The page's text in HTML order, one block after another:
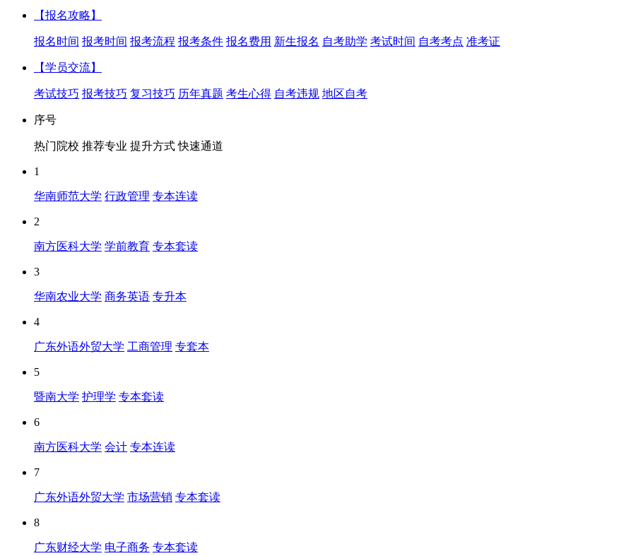
【报名攻略】
报名时间 报考时间 报考流程 报考条件 报名费用 新生报名 自考助学 考试时间 自考考点 准考证
【学员交流】
考试技巧 报考技巧 复习技巧 历年真题 考生心得 自考违规 地区自考
序号
热门院校 推荐专业 提升方式 快速通道
1
华南师范大学 行政管理 专本连读
2
南方医科大学 学前教育 专本套读
3
华南农业大学 商务英语 专升本
4
广东外语外贸大学 工商管理 专套本
5
暨南大学 护理学 专本套读
6
南方医科大学 会计 专本连读
7
广东外语外贸大学 市场营销 专本套读
8
广东财经大学 电子商务 专本套读